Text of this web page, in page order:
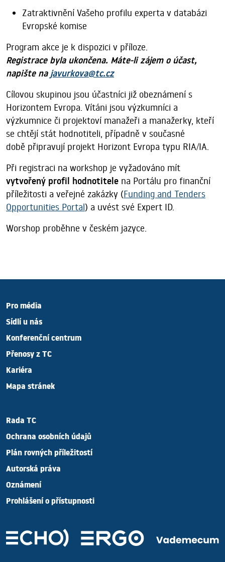
Zatraktivnění Vašeho profilu experta v databázi
Evropské komise
Program akce je k dispozici v příloze.
Registrace byla ukončena. Máte-li zájem o účast,
napište na javurkova@tc.cz
Cílovou skupinou jsou účastníci již obeznámení s
Horizontem Evropa. Vítáni jsou výzkumníci a
výzkumnice či projektoví manažeři a manažerky, kteří
se chtějí stát hodnotiteli, případně v současné
době připravují projekt Horizont Evropa typu RIA/IA.
Při registraci na workshop je vyžadováno mít
vytvořený profil hodnotitele na Portálu pro finanční
příležitosti a veřejné zakázky (Funding and Tenders
Opportunities Portal) a uvést své Expert ID.
Worshop proběhne v českém jazyce.
Pro média
Sídlí u nás
Konferenční centrum
Přenosy z TC
Kariéra
Mapa stránek
Rada TC
Ochrana osobních údajů
Plán rovných příležitostí
Autorská práva
Oznámení
Prohlášení o přístupnosti